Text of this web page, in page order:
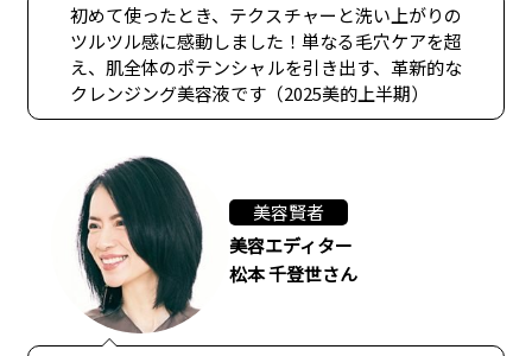
初めて使ったとき、テクスチャーと洗い上がりの
ツルツル感に感動しました！単なる毛穴ケアを超
え、肌全体のポテンシャルを引き出す、革新的な
クレンジング美容液です（2025美的上半期）
美容賢者
美容エディター
松本 千登世さん